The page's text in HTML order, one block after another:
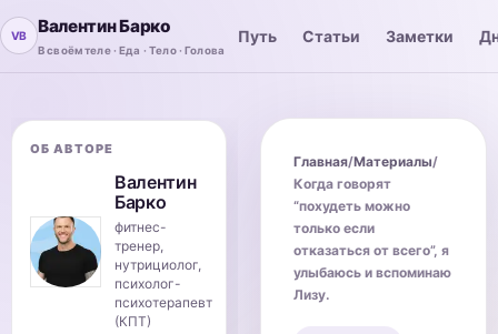
Валентин Барко
В своём теле · Еда · Тело · Голова
Путь Статьи Заметки
Главная/Материалы/
Когда говорят
“похудеть можно
только если
отказаться от всего”, я
улыбаюсь и вспоминаю
Лизу.
ОБ АВТОРЕ
Валентин
Барко
фитнес-
тренер,
нутрициолог,
психолог-
психотерапевт
(КПТ)